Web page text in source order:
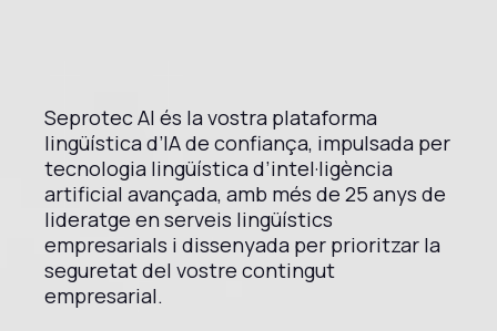
Seprotec AI és la vostra plataforma
lingüística d’IA de confiança, impulsada per
tecnologia lingüística d’intel·ligència
artificial avançada, amb més de 25 anys de
lideratge en serveis lingüístics
empresarials i dissenyada per prioritzar la
seguretat del vostre contingut
empresarial.